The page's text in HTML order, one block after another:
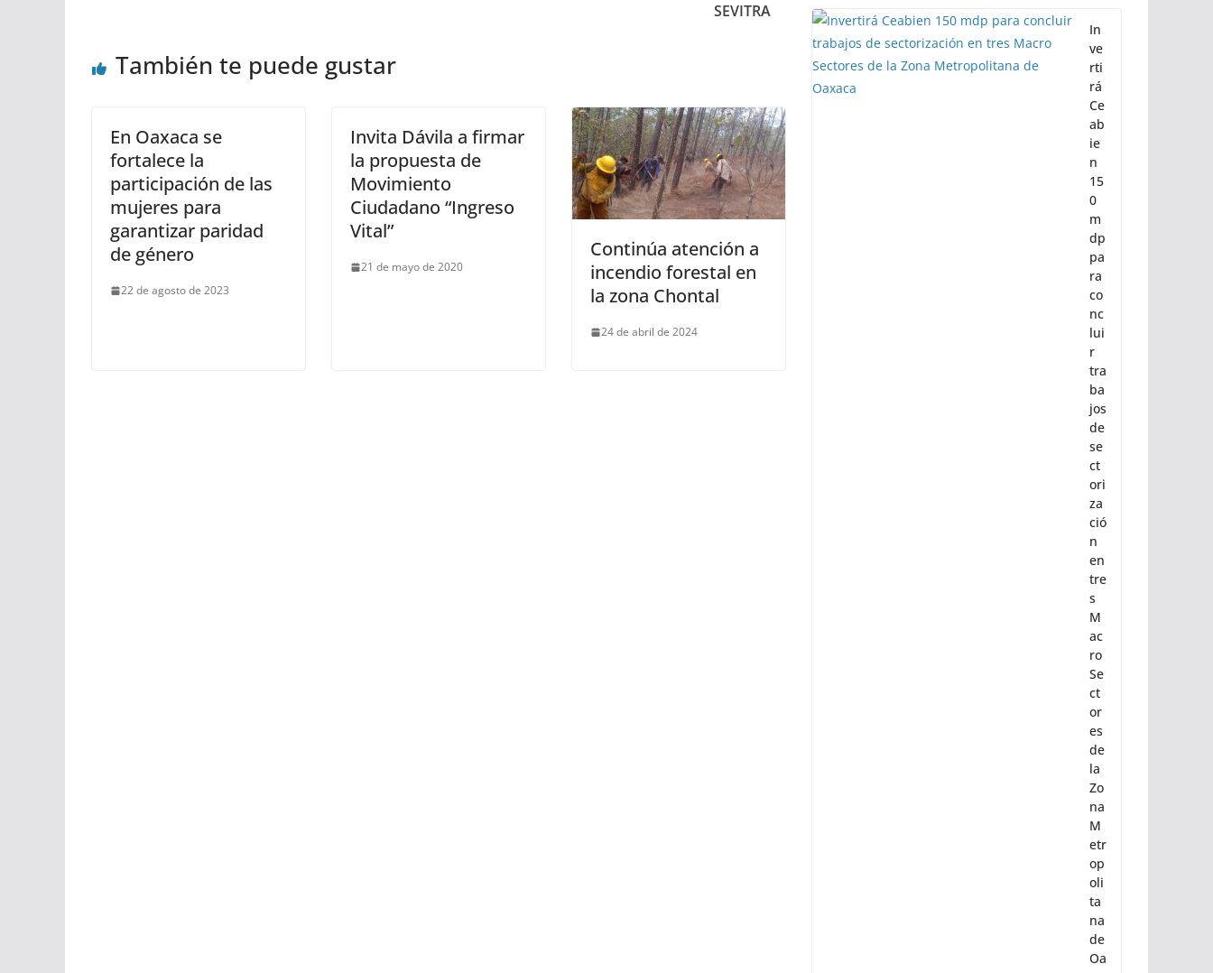
SEVITRA
También te puede gustar
En Oaxaca se
fortalece la
participación de las
mujeres para
garantizar paridad
de género
22 de agosto de 2023
Invita Dávila a firmar
la propuesta de
Movimiento
Ciudadano “Ingreso
Vital”
21 de mayo de 2020
Continúa atención a
incendio forestal en
la zona Chontal
24 de abril de 2024
In
ve
rti
rá
Ce
ab
ie
n
15
0
m
dp
pa
ra
co
nc
lui
r
tra
ba
jos
de
se
ct
ori
za
ció
n
en
tre
s
M
ac
ro
Se
ct
or
es
de
la
Zo
na
M
etr
op
oli
ta
na
de
Oa